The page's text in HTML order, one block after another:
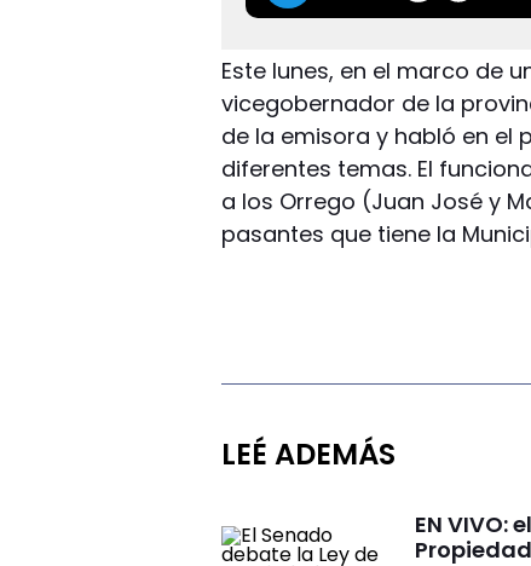
Este lunes, en el marco de
vicegobernador de la
de la emisora y habló en el
diferentes temas. El
a los Orrego (Juan José y
pasantes que tiene la
LEÉ ADEMÁS
EN VIVO: